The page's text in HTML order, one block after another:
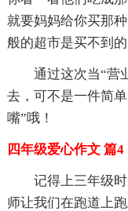
就要妈妈给你买那
般的超市是买不到的
通过这次当“营
去，可不是一件简
嘴”哦！
四年级爱心作文 篇4
记得上三年级
师让我们在跑道上